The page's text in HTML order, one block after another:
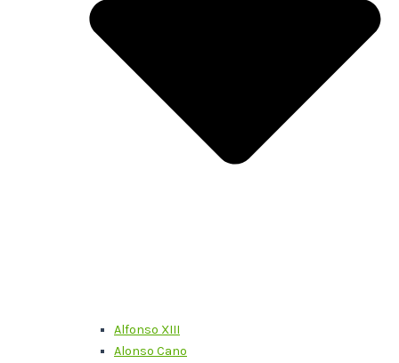
Alfonso XIII
Alonso Cano